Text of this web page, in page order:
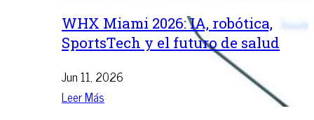
WHX Miami 2026: IA, robótica,
SportsTech y el futuro de salud
Jun 11, 2026
Leer Más